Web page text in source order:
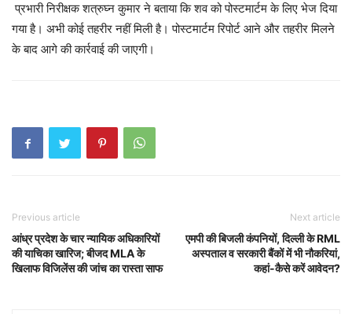
प्रभारी निरीक्षक शत्रुघ्न कुमार ने बताया कि शव को पोस्टमार्टम के लिए भेज दिया
गया है। अभी कोई तहरीर नहीं मिली है। पोस्टमार्टम रिपोर्ट आने और तहरीर मिलने
के बाद आगे की कार्रवाई की जाएगी।
Previous article
आंध्र प्रदेश के चार न्यायिक अधिकारियों
की याचिका खारिज; बीजद MLA के
खिलाफ विजिलेंस की जांच का रास्ता साफ
Next article
एमपी की बिजली कंपनियों, दिल्ली के RML
अस्पताल व सरकारी बैंकों में भी नौकरियां,
कहां-कैसे करें आवेदन?